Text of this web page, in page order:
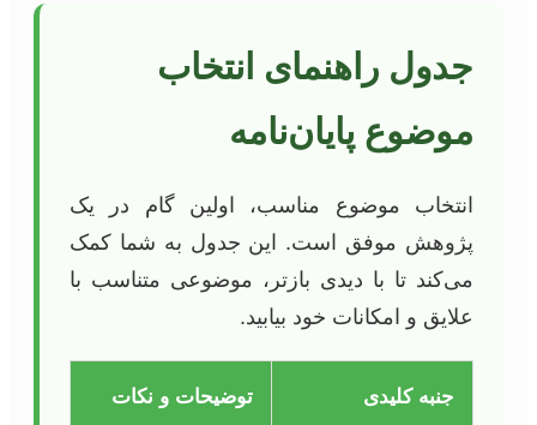
جدول راهنمای انتخاب
موضوع پایان‌نامه
انتخاب موضوع مناسب، اولین گام در یک
پژوهش موفق است. این جدول به شما کمک
می‌کند تا با دیدی بازتر، موضوعی متناسب با
علایق و امکانات خود بیابید.
جنبه کلیدی توضیحات و نکات